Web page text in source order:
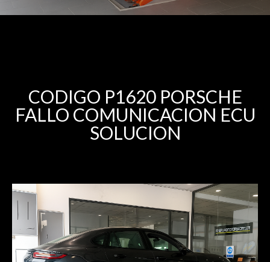
CODIGO P1620 PORSCHE
FALLO COMUNICACION ECU
SOLUCION